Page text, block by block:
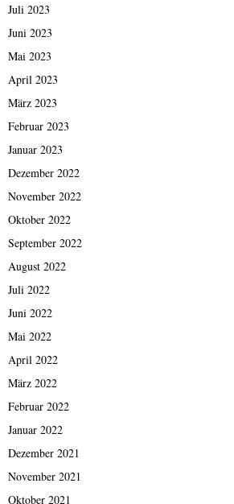
Juli 2023
Juni 2023
Mai 2023
April 2023
März 2023
Februar 2023
Januar 2023
Dezember 2022
November 2022
Oktober 2022
September 2022
August 2022
Juli 2022
Juni 2022
Mai 2022
April 2022
März 2022
Februar 2022
Januar 2022
Dezember 2021
November 2021
Oktober 2021